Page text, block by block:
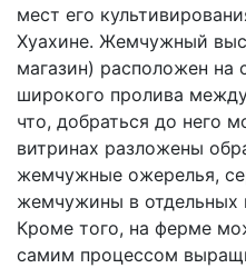
мест его
Хуахине. Жемчужный
магазин) расположен на
широкого пролива
что, добраться до него
витринах разложены
жемчужные ожерелья,
жемчужины в отдельных
Кроме того, на ферме
самим процессом